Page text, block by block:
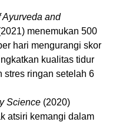
Ayurveda and
menemukan 500
hari mengurangi skor
kualitas tidur
stres ringan setelah 6
Science (2020)
atsiri kemangi dalam